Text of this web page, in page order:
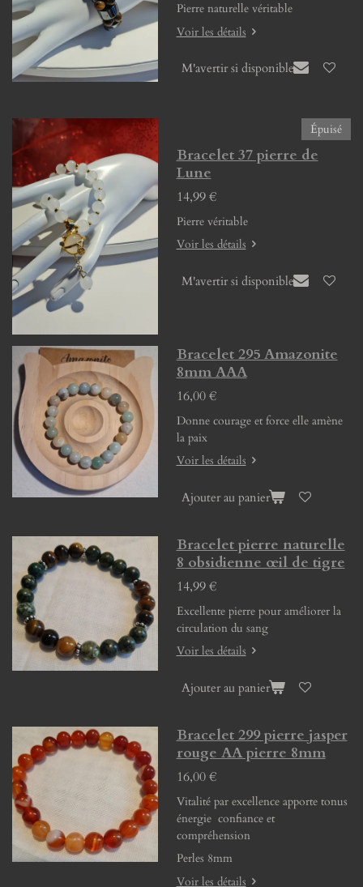
Pierre naturelle véritable
Voir les détails
M'avertir si disponible
Épuisé
Bracelet 37 pierre de
Lune
14,99 €
Pierre véritable
Voir les détails
M'avertir si disponible
Bracelet 295 Amazonite
8mm AAA
16,00 €
Donne courage et force elle amène
la paix
Voir les détails
Ajouter au panier
Bracelet pierre naturelle
8 obsidienne œil de tigre
14,99 €
Excellente pierre pour améliorer la
circulation du sang
Voir les détails
Ajouter au panier
Bracelet 299 pierre jasper
rouge AA pierre 8mm
16,00 €
Vitalité par excellence apporte tonus
énergie confiance et
compréhension
Perles 8mm
Voir les détails